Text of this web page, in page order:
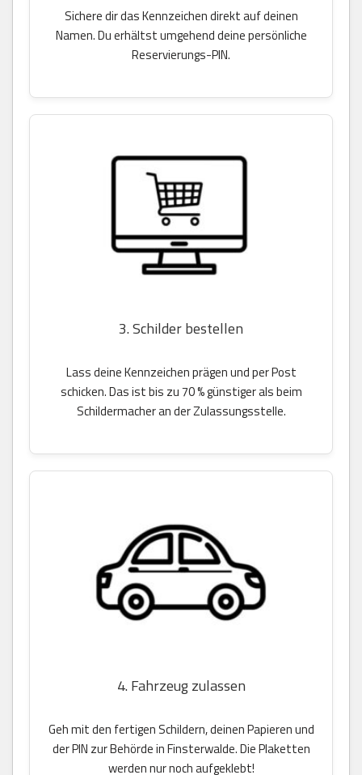
Sichere dir das Kennzeichen direkt auf deinen
Namen. Du erhältst umgehend deine persönliche
Reservierungs-PIN.
3. Schilder bestellen
Lass deine Kennzeichen prägen und per Post
schicken. Das ist bis zu 70 % günstiger als beim
Schildermacher an der Zulassungsstelle.
4. Fahrzeug zulassen
Geh mit den fertigen Schildern, deinen Papieren und
der PIN zur Behörde in Finsterwalde. Die Plaketten
werden nur noch aufgeklebt!